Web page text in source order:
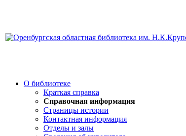
О библиотеке
Краткая справка
Справочная информация
Страницы истории
Контактная информация
Отделы и залы